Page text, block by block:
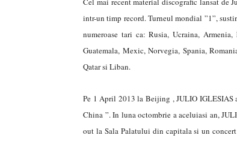
intr-un timp record. Turneul mondial ”1”,
numeroase tari ca: Rusia, Ucraina,
Guatemala, Mexic, Norvegia, Spania,
Qatar si Liban.
Pe 1 April 2013 la Beijing , JULIO
China ”. In luna octombrie a aceluiasi an,
out la Sala Palatului din capitala si un